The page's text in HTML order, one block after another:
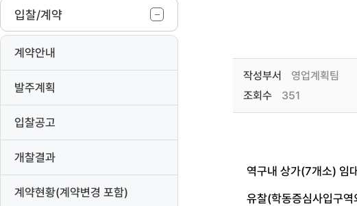
입찰/계약
계약안내
발주계획
입찰공고
개찰결과
계약현황(계약변경 포함)
작성부서
영업계획팀
조회수
351
역구내 상가(7개소) 임
유찰(학동증심사입구